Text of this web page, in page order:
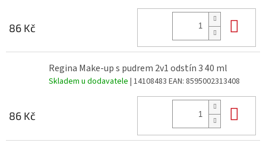
86 Kč
Regina Make-up s pudrem 2v1 odstín 3 40 ml
Skladem u dodavatele | 14108483 EAN: 8595002313408
86 Kč